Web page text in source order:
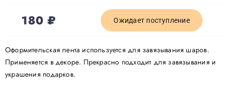
180 ₽ Ожидает поступление
Оформительская лента используется для завязывания шаров.
Применяется в декоре. Прекрасно подходит для завязывания и
украшения подарков.